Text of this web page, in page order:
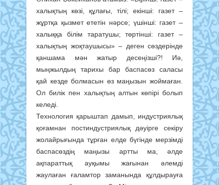
халықтың көзі, құлағы, тілі; екінші: газет –
жұртқа қызмет ететін нәрсе; үшінші: газет –
халыққа білім таратушы; төртінші: газет –
халықтың жоқтаушысы» – деген сөздерінде
қаншама мән жатыр десеңізші?! Иә,
мыңжылдың тарихы бар баспасөз саласы
қай кезде болмасын өз маңызын жоймаған.
Ол билік пен халықтың алтын көпірі болып
келеді.
Технология қарыштап дамып, индустриялық
қоғамнан постиндустриялық дәуірге секіру
жолайрығында тұрған елде бүгінде мерзімді
баспасөздің маңызы артты ма, әлде
ақпараттық ауқымы жағынан әлемді
жаулаған ғаламтор заманында құлдырауға